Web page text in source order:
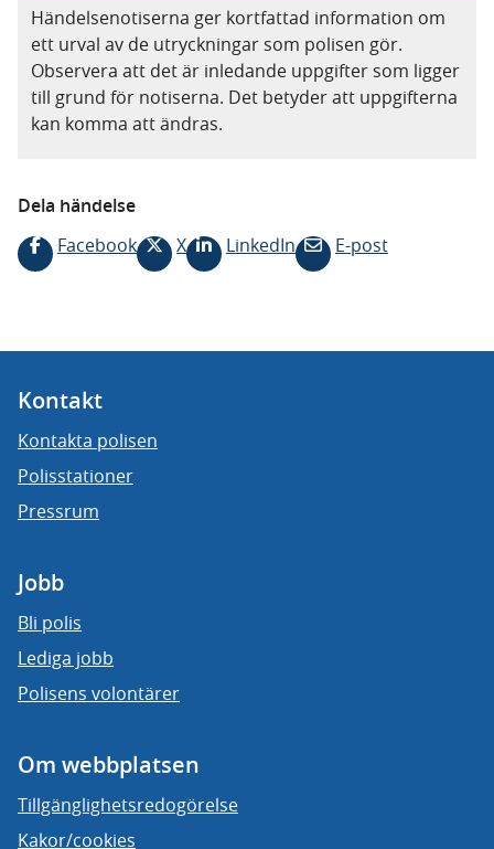
Händelsenotiserna ger kortfattad information om
ett urval av de utryckningar som polisen gör.
Observera att det är inledande uppgifter som ligger
till grund för notiserna. Det betyder att uppgifterna
kan komma att ändras.
Dela händelse
Facebook
X LinkedIn E-post
Kontakt
Kontakta polisen
Polisstationer
Pressrum
Jobb
Bli polis
Lediga jobb
Polisens volontärer
Om webbplatsen
Tillgänglighetsredogörelse
Kakor/cookies